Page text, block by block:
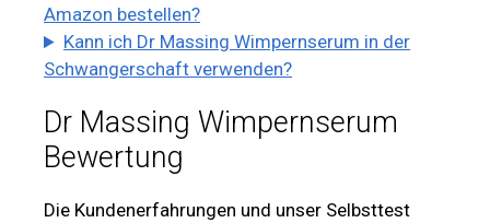
Amazon bestellen?
Kann ich Dr Massing Wimpernserum in der
Schwangerschaft verwenden?
Dr Massing Wimpernserum
Bewertung
Die Kundenerfahrungen und unser Selbsttest